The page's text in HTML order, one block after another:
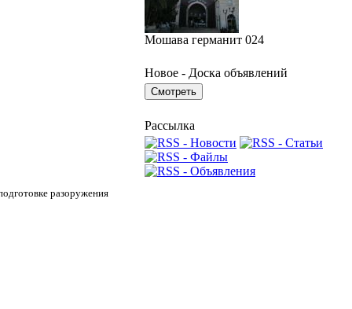
разоружения
Мошава германит 024
Новое - Доска объявлений
Рассылка